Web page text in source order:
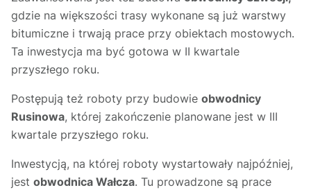
gdzie na większości trasy wykonane są już warstwy
bitumiczne i trwają prace przy obiektach mostowych.
Ta inwestycja ma być gotowa w II kwartale
przyszłego roku.
Postępują też roboty przy budowie obwodnicy
Rusinowa, której zakończenie planowane jest w III
kwartale przyszłego roku.
Inwestycją, na której roboty wystartowały najpóźniej,
jest obwodnica Wałcza. Tu prowadzone są prace